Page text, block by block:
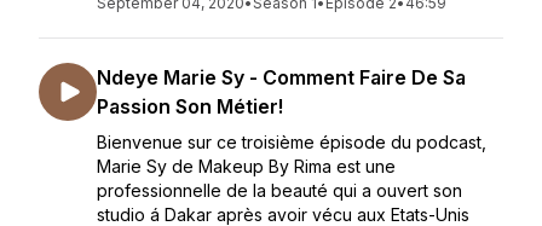
Ndeye Marie Sy - Comment Faire De Sa
Passion Son Métier!
Bienvenue sur ce troisième épisode du podcast,
Marie Sy de Makeup By Rima est une
professionnelle de la beauté qui a ouvert son
studio á Dakar après avoir vécu aux Etats-Unis